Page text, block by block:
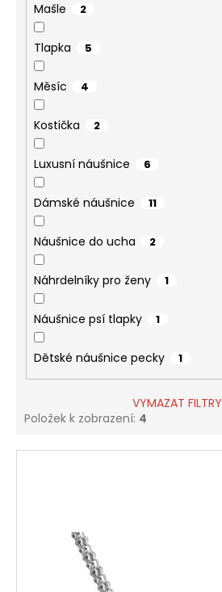
Mašle 2
Tlapka 5
Měsíc 4
Kostička 2
Luxusní náušnice 6
Dámské náušnice 11
Náušnice do ucha 2
Náhrdelníky pro ženy 1
Náušnice psí tlapky 1
Dětské náušnice pecky 1
VYMAZAT FILTRY
Položek k zobrazení: 4
V